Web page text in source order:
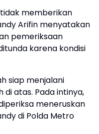
memberikan
Arifin menyatakan
pemeriksaan
karena kondisi
siap menjalani
di atas. Pada intinya,
meneruskan
di Polda Metro